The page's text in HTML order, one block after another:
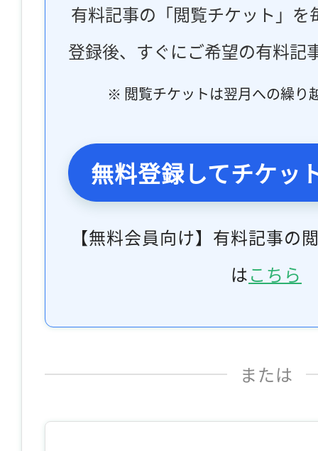
有料記事の「閲覧チケット」
登録後、すぐにご希望の有料記
※ 閲覧チケットは翌月への繰り
無料登録してチケッ
【無料会員向け】有料記事の
はこちら
または